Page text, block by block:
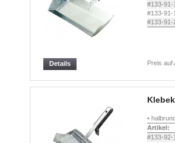
#133-91-
#133-91-
#133-91-
Preis auf
Details
•
Artikel:
#133-92-